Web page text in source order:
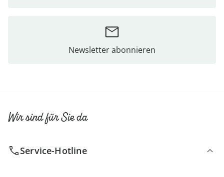
Newsletter abonnieren
Wir sind für Sie da
Service-Hotline